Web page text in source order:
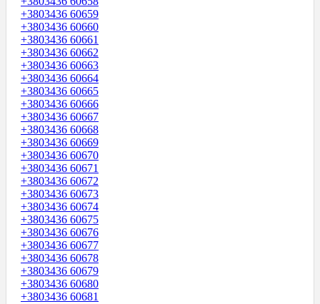
+3803436 60659
+3803436 60660
+3803436 60661
+3803436 60662
+3803436 60663
+3803436 60664
+3803436 60665
+3803436 60666
+3803436 60667
+3803436 60668
+3803436 60669
+3803436 60670
+3803436 60671
+3803436 60672
+3803436 60673
+3803436 60674
+3803436 60675
+3803436 60676
+3803436 60677
+3803436 60678
+3803436 60679
+3803436 60680
+3803436 60681